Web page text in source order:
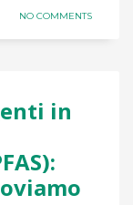
NO COMMENTS
in